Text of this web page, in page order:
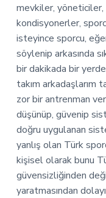
mevkiler,
kondisyonerler,
isteyince sporcu,
söylenip arkasında
bir dakikada bir
takım arkadaşlarım
zor bir antrenman
düşünüp, güvenip
doğru uygulanan
yanlış olan Türk
kişisel olarak bunu
güvensizliğinden
yaratmasından